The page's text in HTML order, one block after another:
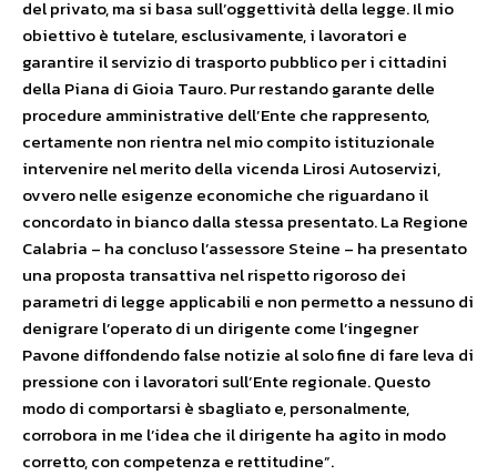
del privato, ma si basa sull’oggettività della legge. Il mio
obiettivo è tutelare, esclusivamente, i lavoratori e
garantire il servizio di trasporto pubblico per i cittadini
della Piana di Gioia Tauro. Pur restando garante delle
procedure amministrative dell’Ente che rappresento,
certamente non rientra nel mio compito istituzionale
intervenire nel merito della vicenda Lirosi Autoservizi,
ovvero nelle esigenze economiche che riguardano il
concordato in bianco dalla stessa presentato. La Regione
Calabria – ha concluso l’assessore Steine – ha presentato
una proposta transattiva nel rispetto rigoroso dei
parametri di legge applicabili e non permetto a nessuno di
denigrare l’operato di un dirigente come l’ingegner
Pavone diffondendo false notizie al solo fine di fare leva di
pressione con i lavoratori sull’Ente regionale. Questo
modo di comportarsi è sbagliato e, personalmente,
corrobora in me l’idea che il dirigente ha agito in modo
corretto, con competenza e rettitudine”.